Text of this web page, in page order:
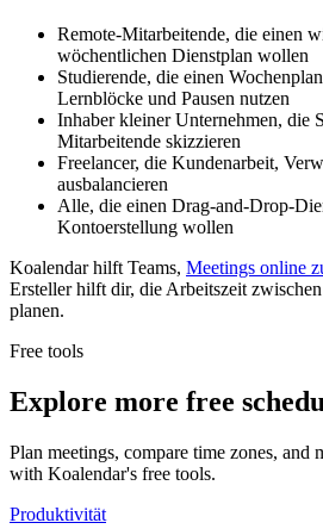
Remote-Mitarbeitende, die einen
wöchentlichen Dienstplan wollen
Studierende, die einen
Lernblöcke und Pausen nutzen
Inhaber kleiner Unternehmen, die
Mitarbeitende skizzieren
Freelancer, die Kundenarbeit,
ausbalancieren
Alle, die einen Drag-and-Drop-
Kontoerstellung wollen
Koalendar hilft Teams, Meetings online
Ersteller hilft dir, die Arbeitszeit
planen.
Free tools
Explore more free
Plan meetings, compare time zones, and
with Koalendar's free tools.
Produktivität